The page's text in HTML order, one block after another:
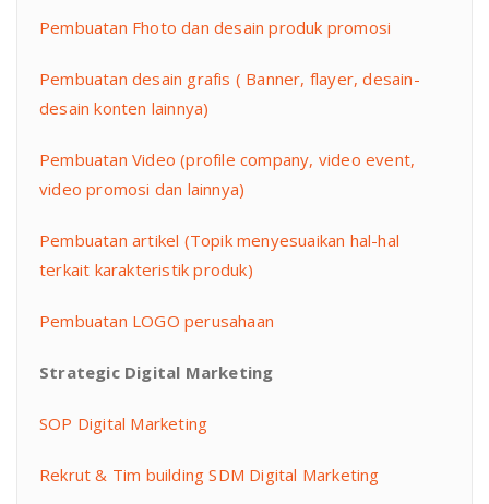
Pembuatan Fhoto dan desain produk promosi
Pembuatan desain grafis ( Banner, flayer, desain-
desain konten lainnya)
Pembuatan Video (profile company, video event,
video promosi dan lainnya)
Pembuatan artikel (Topik menyesuaikan hal-hal
terkait karakteristik produk)
Pembuatan LOGO perusahaan
Strategic Digital Marketing
SOP Digital Marketing
Rekrut & Tim building SDM Digital Marketing